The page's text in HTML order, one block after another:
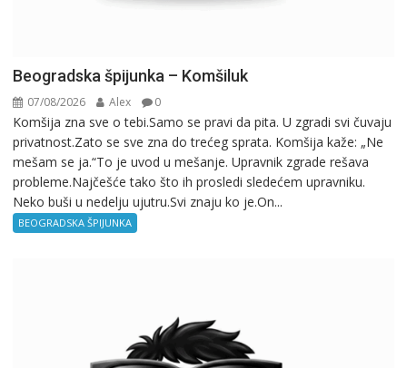
Beogradska špijunka – Komšiluk
07/08/2026 Alex 0
Komšija zna sve o tebi.Samo se pravi da pita. U zgradi svi čuvaju
privatnost.Zato se sve zna do trećeg sprata. Komšija kaže: „Ne
mešam se ja.“To je uvod u mešanje. Upravnik zgrade rešava
probleme.Najčešće tako što ih prosledi sledećem upravniku.
Neko buši u nedelju ujutru.Svi znaju ko je.On...
BEOGRADSKA ŠPIJUNKA